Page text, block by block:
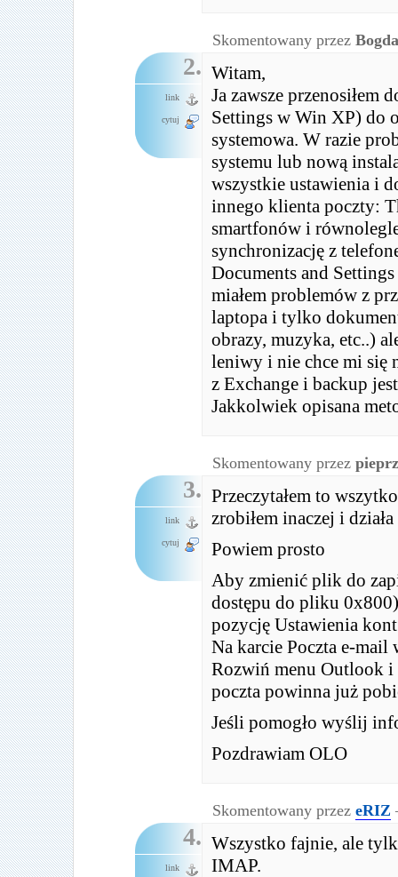
Skomentowany przez
Witam,
Ja zawsze przenosiłem
Settings w Win XP) do
systemowa. W razie
systemu lub nową
wszystkie ustawienia i
innego klienta poczty:
smartfonów i
synchronizację z
Documents and
miałem problemów z
laptopa i tylko
obrazy, muzyka, etc..)
leniwy i nie chce mi się
z Exchange i backup
Jakkolwiek opisana
2.
link
cytuj
Skomentowany przez
Przeczytałem to
zrobiłem inaczej i działa
Powiem prosto
Aby zmienić plik do
dostępu do pliku
pozycję Ustawienia
Na karcie Poczta e-
Rozwiń menu Outlook
poczta powinna już
Jeśli pomogło wyślij
Pozdrawiam OLO
3.
link
cytuj
Skomentowany przez eRIZ
Wszystko fajnie, ale
IMAP.
4.
link